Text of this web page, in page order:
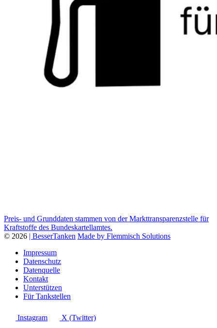
Preis- und Grunddaten stammen von der Markttransparenzstelle für
Kraftstoffe des Bundeskartellamtes.
© 2026 | BesserTanken Made by Flemmisch Solutions
Impressum
Datenschutz
Datenquelle
Kontakt
Unterstützen
Für Tankstellen
Instagram X (Twitter)